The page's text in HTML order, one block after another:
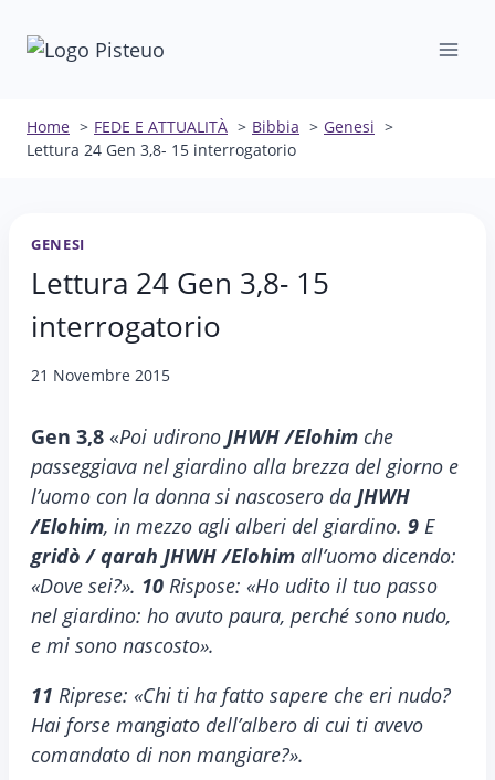
Home FEDE E ATTUALITÀ Bibbia
Genesi
Lettura 24 Gen 3,8- 15 interrogatorio
GENESI
Lettura 24 Gen 3,8- 15
interrogatorio
21 Novembre 2015
Gen 3,8 «Poi udirono JHWH /Elohim che
passeggiava nel giardino alla brezza del giorno e
l’uomo con la donna si nascosero da JHWH
/Elohim, in mezzo agli alberi del giardino. 9 E
gridò / qarah JHWH /Elohim all’uomo dicendo:
«Dove sei?». 10 Rispose: «Ho udito il tuo passo
nel giardino: ho avuto paura, perché sono nudo,
e mi sono nascosto».
11 Riprese: «Chi ti ha fatto sapere che eri nudo?
Hai forse mangiato dell’albero di cui ti avevo
comandato di non mangiare?».